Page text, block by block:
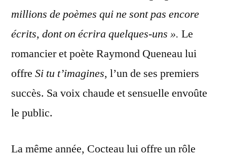
millions de poèmes qui ne sont pas encore
écrits, dont on écrira quelques-uns ». Le
romancier et poète Raymond Queneau lui
offre Si tu t’imagines, l’un de ses premiers
succès. Sa voix chaude et sensuelle envoûte
le public.
La même année, Cocteau lui offre un rôle